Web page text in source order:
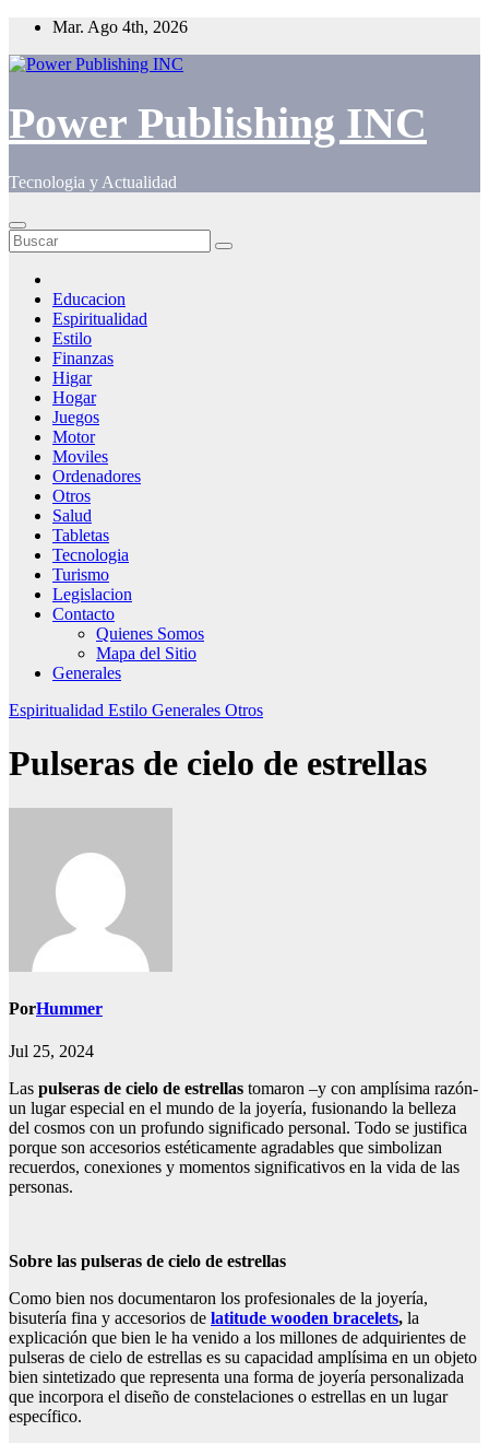
Saltar
contenido
Mar. Ago 4th, 2026
Power Publishing INC
Tecnologia y Actualidad
Educacion
Espiritualidad
Estilo
Finanzas
Higar
Hogar
Juegos
Motor
Moviles
Ordenadores
Otros
Salud
Tabletas
Tecnologia
Turismo
Legislacion
Contacto
Quienes Somos
Mapa del Sitio
Generales
Espiritualidad Estilo Generales Otros
Pulseras de cielo de estrellas
PorHummer
Jul 25, 2024
Las pulseras de cielo de estrellas tomaron –y con amplísima razón-
un lugar especial en el mundo de la joyería, fusionando la belleza
del cosmos con un profundo significado personal. Todo se justifica
porque son accesorios estéticamente agradables que simbolizan
recuerdos, conexiones y momentos significativos en la vida de las
personas.
Sobre las pulseras de cielo de estrellas
Como bien nos documentaron los profesionales de la joyería,
bisutería fina y accesorios de latitude wooden bracelets, la
explicación que bien le ha venido a los millones de adquirientes de
pulseras de cielo de estrellas es su capacidad amplísima en un objeto
bien sintetizado que representa una forma de joyería personalizada
que incorpora el diseño de constelaciones o estrellas en un lugar
específico.